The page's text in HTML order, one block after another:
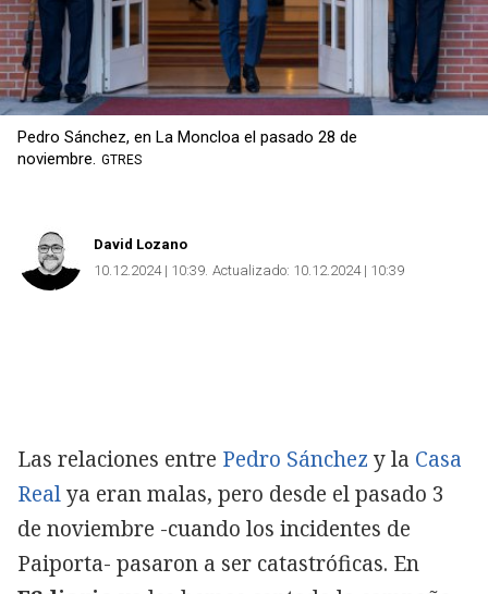
Pedro Sánchez, en La Moncloa el pasado 28 de
noviembre. GTRES
David Lozano
10.12.2024 | 10:39 Actualizado: 10.12.2024 | 10:39
Las relaciones entre Pedro Sánchez y la Casa
Realya eran malas, pero desde el pasado 3
de noviembre -cuando los incidentes de
Paiporta- pasaron a ser catastróficas. En